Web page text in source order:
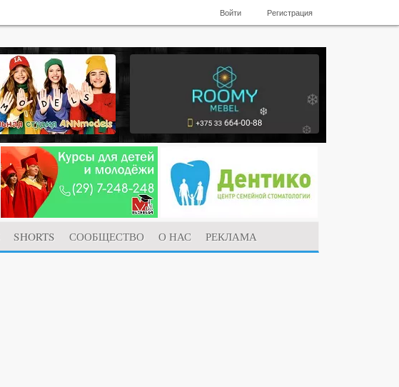
Войти Регистрация
SHORTS СООБЩЕСТВО О НАС
РЕКЛАМА